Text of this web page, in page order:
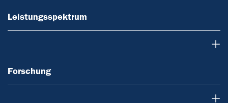
Leistungsspektrum
Forschung